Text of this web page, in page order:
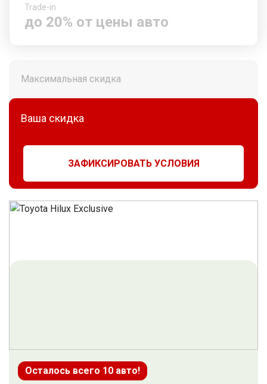
Trade-in
до 20% от цены авто
Максимальная скидка
Ваша скидка
ЗАФИКСИРОВАТЬ УСЛОВИЯ
Осталось всего 10 авто!